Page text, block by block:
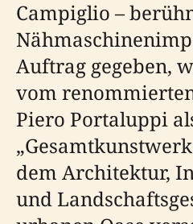
Campiglio –
Auftrag gegeben,
vom
Piero Portaluppi
dem Architektur,
und